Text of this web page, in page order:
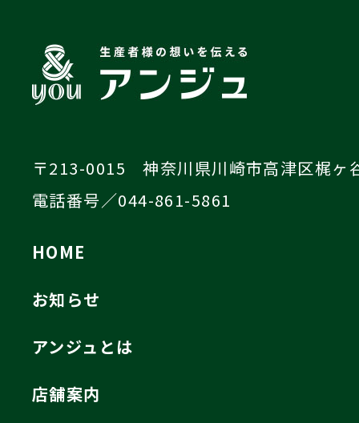
〒213-0015 神奈川県川崎市高津区梶ヶ
電話番号／044-861-5861
HOME
お知らせ
アンジュとは
店舗案内